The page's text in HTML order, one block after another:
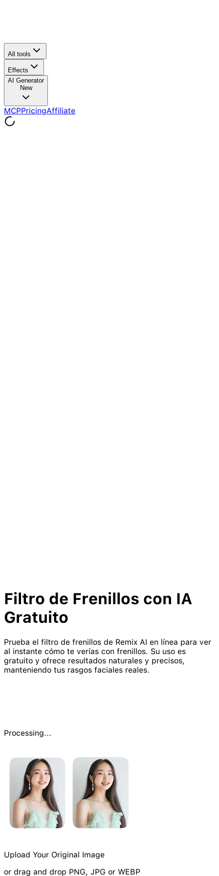
All tools
Effects
AI Generator
New
MCPPricingAffiliate
Filtro de Frenillos con IA
Gratuito
Prueba el filtro de frenillos de Remix AI en línea para ver
al instante cómo te verías con frenillos. Su uso es
gratuito y ofrece resultados naturales y precisos,
manteniendo tus rasgos faciales reales.
Processing...
Upload Your Original Image
or drag and drop PNG, JPG or WEBP